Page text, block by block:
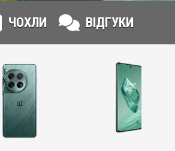
ЧОХЛИ ВІДГУКИ